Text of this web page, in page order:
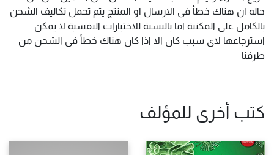
حاله ان هناك خطأ فى الارسال او المنتج يتم تحمل تكاليف الشحن
بالكامل على المكتبة اما بالنسبة للاختبارات النفسية لا يمكن
استرجاعها لاى سبب كان الا اذا كان هناك خطأ فى الشحن من
طرفنا
كتب أخرى للمؤلف